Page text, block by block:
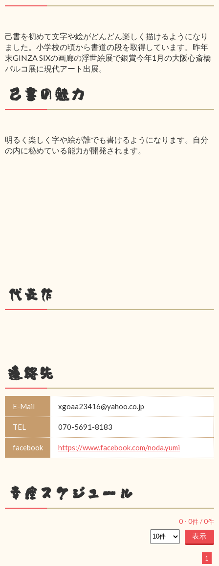
己書を初めて文字や絵がどんどん楽しく描けるようになり
ました。小学校の頃から書道の段を取得しています。昨年
末GINZA SIXの画廊の浮世絵展で銀賞今年1月の大阪心斎橋
パルコ展に現代アート出展。
己書の魅力
明るく楽しく字や絵が誰でも書けるようになります。自分
の内に秘めている能力が開発されます。
代表作
連絡先
E-Mail xgoaa23416@yahoo.co.jp
TEL 070-5691-8183
facebook https://www.facebook.com/noda.yumi
幸座スケジュール
0 - 0件 /0件
1